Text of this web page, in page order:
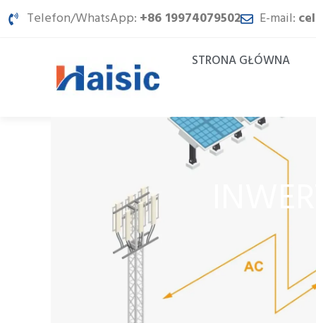
Przejdź
do
Telefon/WhatsApp: +86 19974079502 E-mail:
STRONA GŁÓWNA